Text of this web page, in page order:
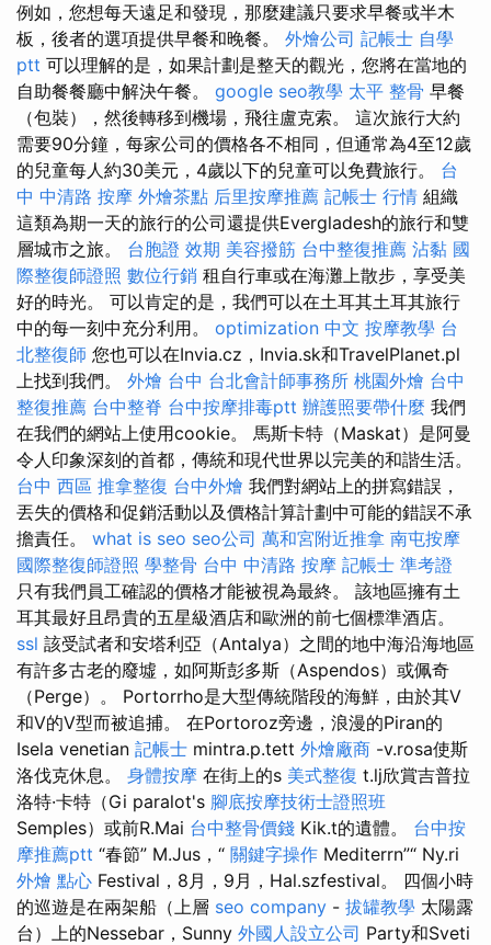
例如，您想每天遠足和發現，那麼建議只要求早餐或半木
板，後者的選項提供早餐和晚餐。 外燴公司 記帳士 自學
ptt 可以理解的是，如果計劃是整天的觀光，您將在當地的
自助餐餐廳中解決午餐。 google seo教學 太平 整骨 早餐
（包裝），然後轉移到機場，飛往盧克索。 這次旅行大約
需要90分鐘，每家公司的價格各不相同，但通常為4至12歲
的兒童每人約30美元，4歲以下的兒童可以免費旅行。 台
中 中清路 按摩 外燴茶點 后里按摩推薦 記帳士 行情 組織
這類為期一天的旅行的公司還提供Evergladesh的旅行和雙
層城市之旅。 台胞證 效期 美容撥筋 台中整復推薦 沾黏 國
際整復師證照 數位行銷 租自行車或在海灘上散步，享受美
好的時光。 可以肯定的是，我們可以在土耳其土耳其旅行
中的每一刻中充分利用。 optimization 中文 按摩教學 台
北整復師 您也可以在Invia.cz，Invia.sk和TravelPlanet.pl
上找到我們。 外燴 台中 台北會計師事務所 桃園外燴 台中
整復推薦 台中整脊 台中按摩排毒ptt 辦護照要帶什麼 我們
在我們的網站上使用cookie。 馬斯卡特（Maskat）是阿曼
令人印象深刻的首都，傳統和現代世界以完美的和諧生活。
台中 西區 推拿整復 台中外燴 我們對網站上的拼寫錯誤，
丟失的價格和促銷活動以及價格計算計劃中可能的錯誤不承
擔責任。 what is seo seo公司 萬和宮附近推拿 南屯按摩
國際整復師證照 學整骨 台中 中清路 按摩 記帳士 準考證
只有我們員工確認的價格才能被視為最終。 該地區擁有土
耳其最好且昂貴的五星級酒店和歐洲的前七個標準酒店。
ssl 該受試者和安塔利亞（Antalya）之間的地中海沿海地區
有許多古老的廢墟，如阿斯彭多斯（Aspendos）或佩奇
（Perge）。 Portorrho是大型傳統階段的海鮮，由於其V
和V的V型而被追捕。 在Portoroz旁邊，浪漫的Piran的
Isela venetian 記帳士 mintra.p.tett 外燴廠商 -v.rosa使斯
洛伐克休息。 身體按摩 在街上的s 美式整復 t.lj欣賞吉普拉
洛特·卡特（Gi paralot's 腳底按摩技術士證照班
Semples）或前R.Mai 台中整骨價錢 Kik.t的遺體。 台中按
摩推薦ptt “春節” M.Jus，“ 關鍵字操作 Mediterrn”“ Ny.ri
外燴 點心 Festival，8月，9月，Hal.szfestival。 四個小時
的巡遊是在兩架船（上層 seo company - 拔罐教學 太陽露
台）上的Nessebar，Sunny 外國人設立公司 Party和Sveti